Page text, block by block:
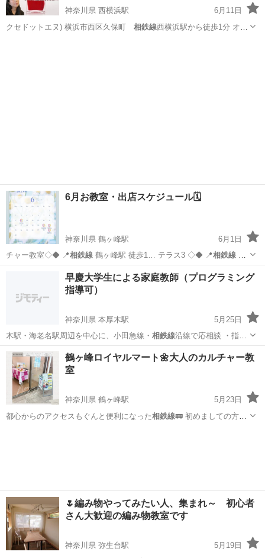
神奈川県 西横浜駅
6月11日
クセドットエヌ) 横浜市西区久保町 相鉄線西横浜駅から徒歩1分 オー
6月お教室・出店スケジュール🗓️
神奈川県 鶴ヶ峰駅
6月1日
チャー教室◇◆ 📍相鉄線鶴ヶ峰駅 徒歩1… テラス3 ◇◆ 📍相鉄線二
俣川駅ビル内 … 屋マルシェ◇◆ 📍相鉄線三ツ境駅 徒歩3…
横浜市 鶴ヶ峰駅 その他 相鉄線
早慶大学生による家庭教師（プログラミング
指導可）
神奈川県 本厚木駅
5月25日
木駅・海老名駅周辺を中心に、小田急線・ 相鉄線沿線で応相談 ・指導
形式：対面・オン…
神奈川 厚木市 本厚木駅 家庭教師 早慶
鶴ヶ峰ロイヤルマート🌼大人のカルチャー教
室
神奈川県 鶴ヶ峰駅
5月23日
都心からのアクセスもぐんと便利になった相鉄線🚃 初めましての方も
🌷編み物やってみたい人、集まれ～ 初心者
さん大歓迎の編み物教室です
神奈川県 弥生台駅
5月19日